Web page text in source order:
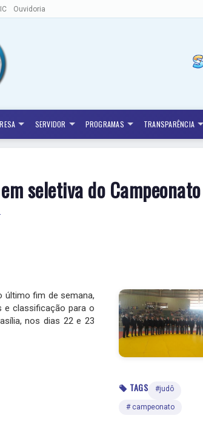
Ouvidoria
SERVIDOR PROGRAMAS TRANSPARÊNCIA
seletiva do
último fim de semana,
e classificação para o
nos dias 22 e 23
TAGS #judô
# campeonato